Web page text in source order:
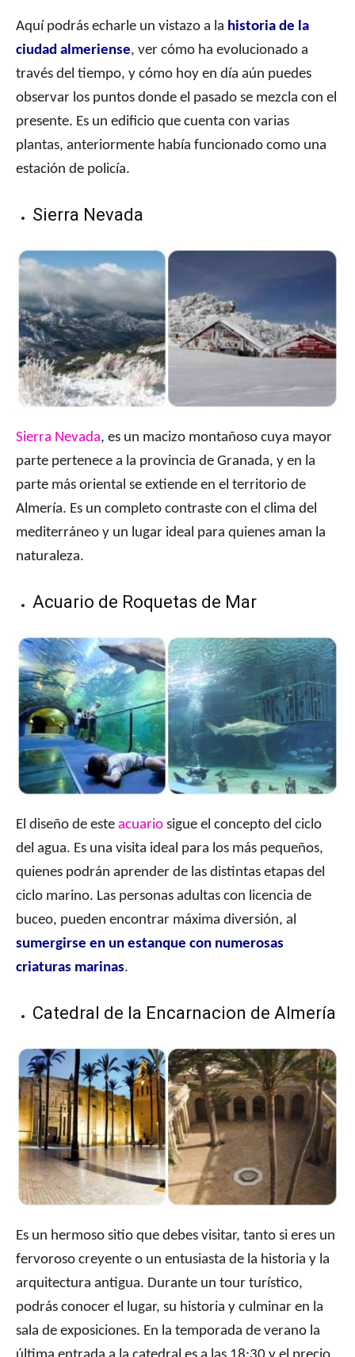
Aquí podrás echarle un vistazo a la historia de la
ciudad almeriense, ver cómo ha evolucionado a
través del tiempo, y cómo hoy en día aún puedes
observar los puntos donde el pasado se mezcla con el
presente. Es un edificio que cuenta con varias
plantas, anteriormente había funcionado como una
estación de policía.
Sierra Nevada
Sierra Nevada, es un macizo montañoso cuya mayor
parte pertenece a la provincia de Granada, y en la
parte más oriental se extiende en el territorio de
Almería. Es un completo contraste con el clima del
mediterráneo y un lugar ideal para quienes aman la
naturaleza.
Acuario de Roquetas de Mar
El diseño de este acuario sigue el concepto del ciclo
del agua. Es una visita ideal para los más pequeños,
quienes podrán aprender de las distintas etapas del
ciclo marino. Las personas adultas con licencia de
buceo, pueden encontrar máxima diversión, al
sumergirse en un estanque con numerosas
criaturas marinas.
Catedral de la Encarnacion de Almería
Es un hermoso sitio que debes visitar, tanto si eres un
fervoroso creyente o un entusiasta de la historia y la
arquitectura antigua. Durante un tour turístico,
podrás conocer el lugar, su historia y culminar en la
sala de exposiciones. En la temporada de verano la